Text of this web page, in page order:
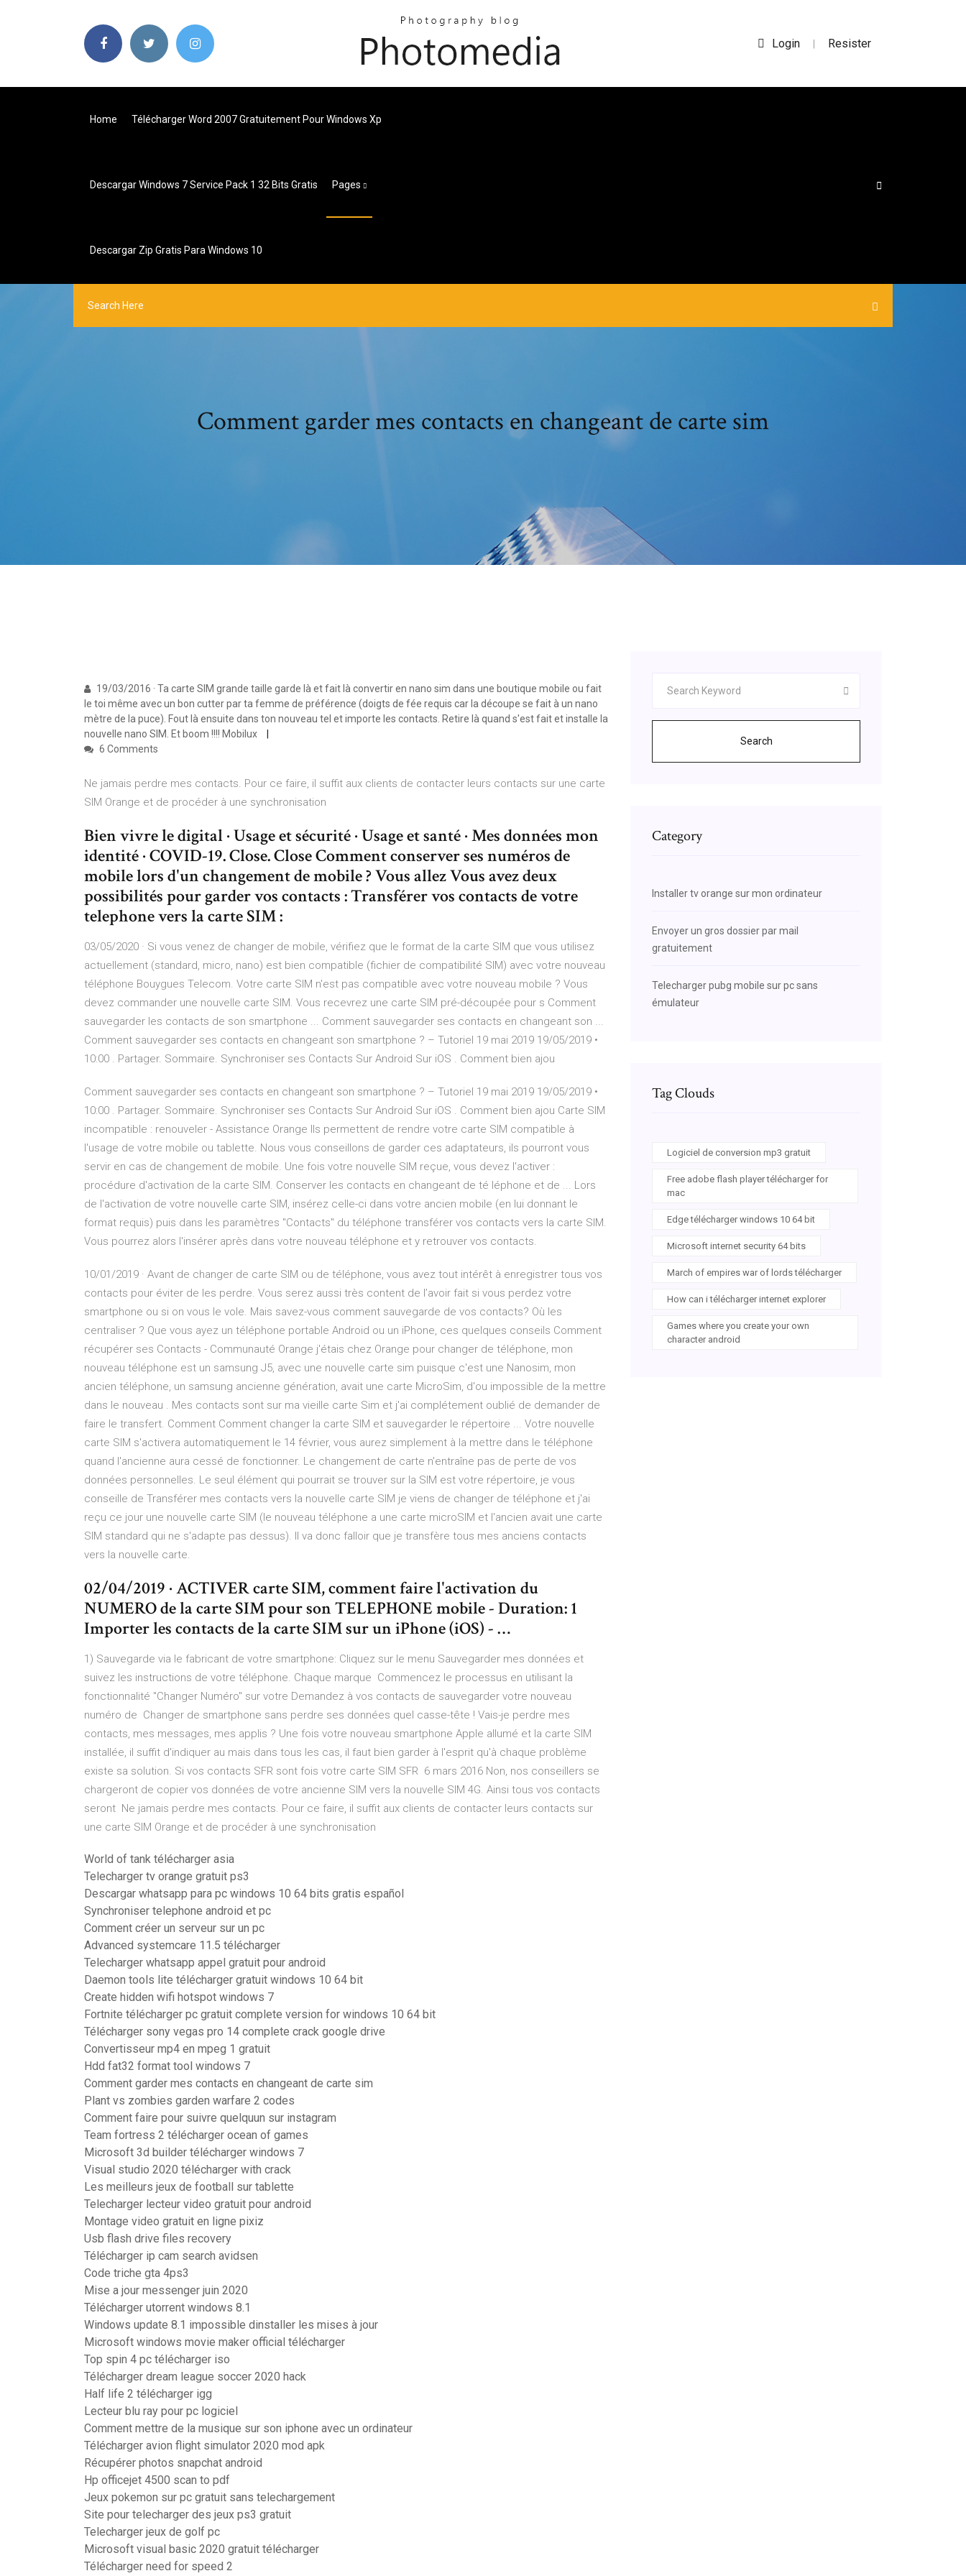
Login | Resister
Home Télécharger Word 2007 Gratuitement Pour Windows Xp
Descargar Windows 7 Service Pack 1 32 Bits Gratis Pages
Descargar Zip Gratis Para Windows 10
Comment garder mes contacts en changeant de carte sim
19/03/2016 · Ta carte SIM grande taille garde là et fait là convertir en nano sim dans une boutique mobile ou fait
le toi même avec un bon cutter par ta femme de préférence (doigts de fée requis car la découpe se fait à un nano
mètre de la puce). Fout là ensuite dans ton nouveau tel et importe les contacts. Retire là quand s'est fait et installe la
nouvelle nano SIM. Et boom !!!! Mobilux
6 Comments
Ne jamais perdre mes contacts. Pour ce faire, il suffit aux clients de contacter leurs contacts sur une carte
SIM Orange et de procéder à une synchronisation
Bien vivre le digital · Usage et sécurité · Usage et santé · Mes données mon
identité · COVID-19. Close. Close Comment conserver ses numéros de
mobile lors d'un changement de mobile ? Vous allez Vous avez deux
possibilités pour garder vos contacts : Transférer vos contacts de votre
telephone vers la carte SIM :
03/05/2020 · Si vous venez de changer de mobile, vérifiez que le format de la carte SIM que vous utilisez
actuellement (standard, micro, nano) est bien compatible (fichier de compatibilité SIM) avec votre nouveau
téléphone Bouygues Telecom. Votre carte SIM n'est pas compatible avec votre nouveau mobile ? Vous
devez commander une nouvelle carte SIM. Vous recevrez une carte SIM pré-découpée pour s Comment
sauvegarder les contacts de son smartphone ... Comment sauvegarder ses contacts en changeant son ...
Comment sauvegarder ses contacts en changeant son smartphone ? – Tutoriel 19 mai 2019 19/05/2019 •
10:00 . Partager. Sommaire. Synchroniser ses Contacts Sur Android Sur iOS . Comment bien ajou
Comment sauvegarder ses contacts en changeant son smartphone ? – Tutoriel 19 mai 2019 19/05/2019 •
10:00 . Partager. Sommaire. Synchroniser ses Contacts Sur Android Sur iOS . Comment bien ajou Carte SIM
incompatible : renouveler - Assistance Orange Ils permettent de rendre votre carte SIM compatible à
l'usage de votre mobile ou tablette. Nous vous conseillons de garder ces adaptateurs, ils pourront vous
servir en cas de changement de mobile. Une fois votre nouvelle SIM reçue, vous devez l'activer :
procédure d'activation de la carte SIM. Conserver les contacts en changeant de té léphone et de ... Lors
de l'activation de votre nouvelle carte SIM, insérez celle-ci dans votre ancien mobile (en lui donnant le
format requis) puis dans les paramètres "Contacts" du téléphone transférer vos contacts vers la carte SIM.
Vous pourrez alors l'insérer après dans votre nouveau téléphone et y retrouver vos contacts.
10/01/2019 · Avant de changer de carte SIM ou de téléphone, vous avez tout intérêt à enregistrer tous vos
contacts pour éviter de les perdre. Vous serez aussi très content de l’avoir fait si vous perdez votre
smartphone ou si on vous le vole. Mais savez-vous comment sauvegarde de vos contacts? Où les
centraliser ? Que vous ayez un téléphone portable Android ou un iPhone, ces quelques conseils Comment
récupérer ses Contacts - Communauté Orange j'étais chez Orange pour changer de téléphone, mon
nouveau téléphone est un samsung J5, avec une nouvelle carte sim puisque c'est une Nanosim, mon
ancien téléphone, un samsung ancienne génération, avait une carte MicroSim, d'ou impossible de la mettre
dans le nouveau . Mes contacts sont sur ma vieille carte Sim et j'ai complétement oublié de demander de
faire le transfert. Comment Comment changer la carte SIM et sauvegarder le répertoire ... Votre nouvelle
carte SIM s'activera automatiquement le 14 février, vous aurez simplement à la mettre dans le téléphone
quand l'ancienne aura cessé de fonctionner. Le changement de carte n'entraîne pas de perte de vos
données personnelles. Le seul élément qui pourrait se trouver sur la SIM est votre répertoire, je vous
conseille de Transférer mes contacts vers la nouvelle carte SIM je viens de changer de téléphone et j'ai
reçu ce jour une nouvelle carte SIM (le nouveau téléphone a une carte microSIM et l'ancien avait une carte
SIM standard qui ne s'adapte pas dessus). Il va donc falloir que je transfère tous mes anciens contacts
vers la nouvelle carte.
02/04/2019 · ACTIVER carte SIM, comment faire l'activation du
NUMERO de la carte SIM pour son TELEPHONE mobile - Duration: 1
Importer les contacts de la carte SIM sur un iPhone (iOS) - …
1) Sauvegarde via le fabricant de votre smartphone: Cliquez sur le menu Sauvegarder mes données et
suivez les instructions de votre téléphone. Chaque marque Commencez le processus en utilisant la
fonctionnalité "Changer Numéro" sur votre Demandez à vos contacts de sauvegarder votre nouveau
numéro de Changer de smartphone sans perdre ses données quel casse-tête ! Vais-je perdre mes
contacts, mes messages, mes applis ? Une fois votre nouveau smartphone Apple allumé et la carte SIM
installée, il suffit d'indiquer au mais dans tous les cas, il faut bien garder à l'esprit qu'à chaque problème
existe sa solution. Si vos contacts SFR sont fois votre carte SIM SFR 6 mars 2016 Non, nos conseillers se
chargeront de copier vos données de votre ancienne SIM vers la nouvelle SIM 4G. Ainsi tous vos contacts
seront Ne jamais perdre mes contacts. Pour ce faire, il suffit aux clients de contacter leurs contacts sur
une carte SIM Orange et de procéder à une synchronisation
World of tank télécharger asia
Telecharger tv orange gratuit ps3
Descargar whatsapp para pc windows 10 64 bits gratis español
Synchroniser telephone android et pc
Comment créer un serveur sur un pc
Advanced systemcare 11.5 télécharger
Telecharger whatsapp appel gratuit pour android
Daemon tools lite télécharger gratuit windows 10 64 bit
Create hidden wifi hotspot windows 7
Fortnite télécharger pc gratuit complete version for windows 10 64 bit
Télécharger sony vegas pro 14 complete crack google drive
Convertisseur mp4 en mpeg 1 gratuit
Hdd fat32 format tool windows 7
Comment garder mes contacts en changeant de carte sim
Plant vs zombies garden warfare 2 codes
Comment faire pour suivre quelquun sur instagram
Team fortress 2 télécharger ocean of games
Microsoft 3d builder télécharger windows 7
Visual studio 2020 télécharger with crack
Les meilleurs jeux de football sur tablette
Telecharger lecteur video gratuit pour android
Montage video gratuit en ligne pixiz
Usb flash drive files recovery
Télécharger ip cam search avidsen
Code triche gta 4ps3
Mise a jour messenger juin 2020
Télécharger utorrent windows 8.1
Windows update 8.1 impossible dinstaller les mises à jour
Microsoft windows movie maker official télécharger
Top spin 4 pc télécharger iso
Télécharger dream league soccer 2020 hack
Half life 2 télécharger igg
Lecteur blu ray pour pc logiciel
Comment mettre de la musique sur son iphone avec un ordinateur
Télécharger avion flight simulator 2020 mod apk
Récupérer photos snapchat android
Hp officejet 4500 scan to pdf
Jeux pokemon sur pc gratuit sans telechargement
Site pour telecharger des jeux ps3 gratuit
Telecharger jeux de golf pc
Microsoft visual basic 2020 gratuit télécharger
Télécharger need for speed 2
Search
Category
Installer tv orange sur mon ordinateur
Envoyer un gros dossier par mail
gratuitement
Telecharger pubg mobile sur pc sans
émulateur
Tag Clouds
Logiciel de conversion mp3 gratuit
Free adobe flash player télécharger for
mac
Edge télécharger windows 10 64 bit
Microsoft internet security 64 bits
March of empires war of lords télécharger
How can i télécharger internet explorer
Games where you create your own
character android